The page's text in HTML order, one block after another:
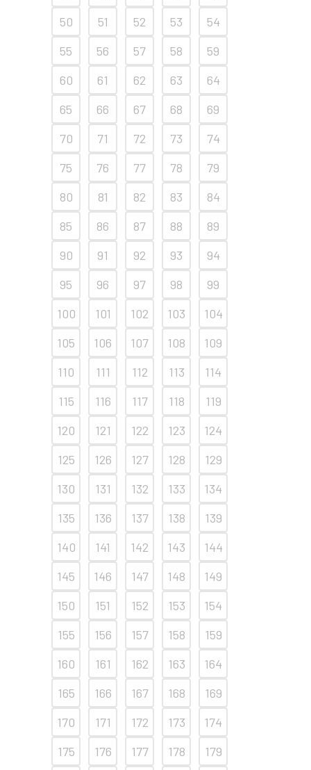
50
51 52 53
54
55
56 57 58
59
60
61 62 63
64
65
66 67 68
69
70
71 72 73
74
75
76 77 78
79
80
81 82 83
84
85
86 87 88
89
90
91 92 93
94
95
96 97 98
99
100
101 102 103
104
105
106 107 108
109
110
111 112 113
114
115
116 117 118
119
120
121 122 123
124
125
126 127 128
129
130
131 132 133
134
135
136 137 138
139
140
141 142 143
144
145
146 147 148
149
150
151 152 153
154
155
156 157 158
159
160
161 162 163
164
165
166 167 168
169
170
171 172 173
174
175
176 177 178
179